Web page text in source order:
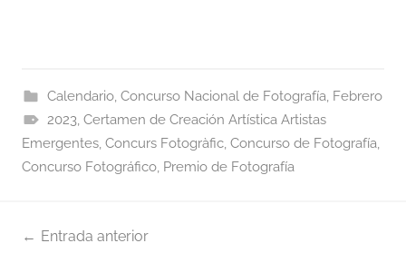
Calendario, Concurso Nacional de Fotografía, Febrero
2023, Certamen de Creación Artística Artistas
Emergentes, Concurs Fotogràfic, Concurso de Fotografía,
Concurso Fotográfico, Premio de Fotografía
Entrada anterior